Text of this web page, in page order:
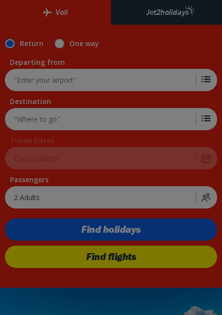
Voli Jet2holidays
Return
One way
Departing from
Destination
Travel Dates
Passengers
2 Adults
Find holidays
Find flights